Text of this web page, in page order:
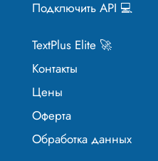
Подключить API 💻
TextPlus Elite 🚀
Контакты
Цены
Оферта
Обработка данных